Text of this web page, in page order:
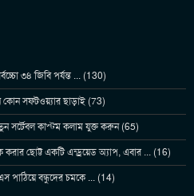
৩৪ জিবি পর্যন্ত ... (130)
সফটওয়্যার ছাড়াই (73)
সর্টেবল কাস্টম কলাম যুক্ত করুন (65)
ছোট্ট একটি এন্ড্রয়েড অ্যাপ, এবার ... (16)
পাঠিয়ে বন্ধুদের চমকে ... (14)